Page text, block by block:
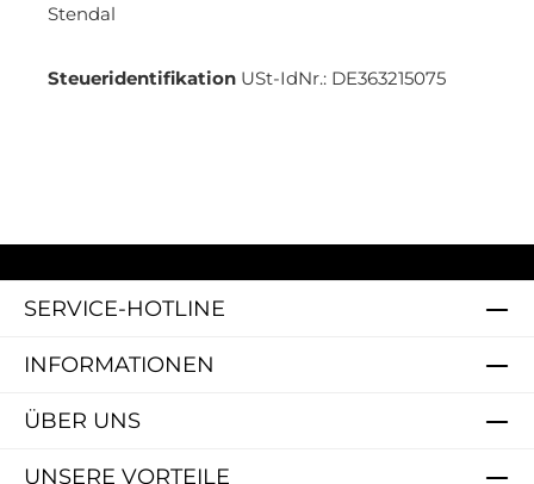
Stendal
Steueridentifikation USt-IdNr.: DE363215075
SERVICE-HOTLINE
INFORMATIONEN
ÜBER UNS
UNSERE VORTEILE